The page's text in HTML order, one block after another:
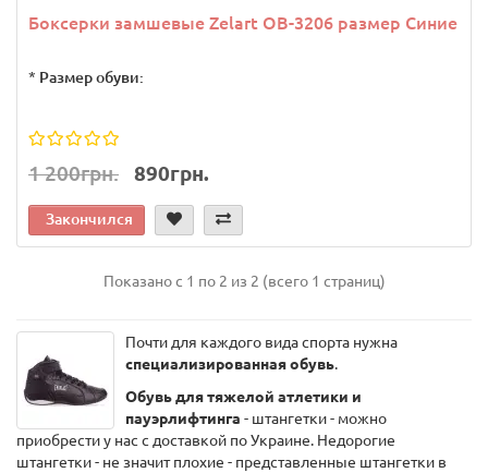
Боксерки замшевые Zelart OB-3206 размер Синие
* Размер обуви:
1 200грн. 890грн.
Закончился
Показано с 1 по 2 из 2 (всего 1 страниц)
Почти для каждого вида спорта нужна
специализированная обувь.
Обувь для тяжелой атлетики и
пауэрлифтинга - штангетки - можно
приобрести у нас с доставкой по Украине. Недорогие
штангетки - не значит плохие - представленные штангетки в